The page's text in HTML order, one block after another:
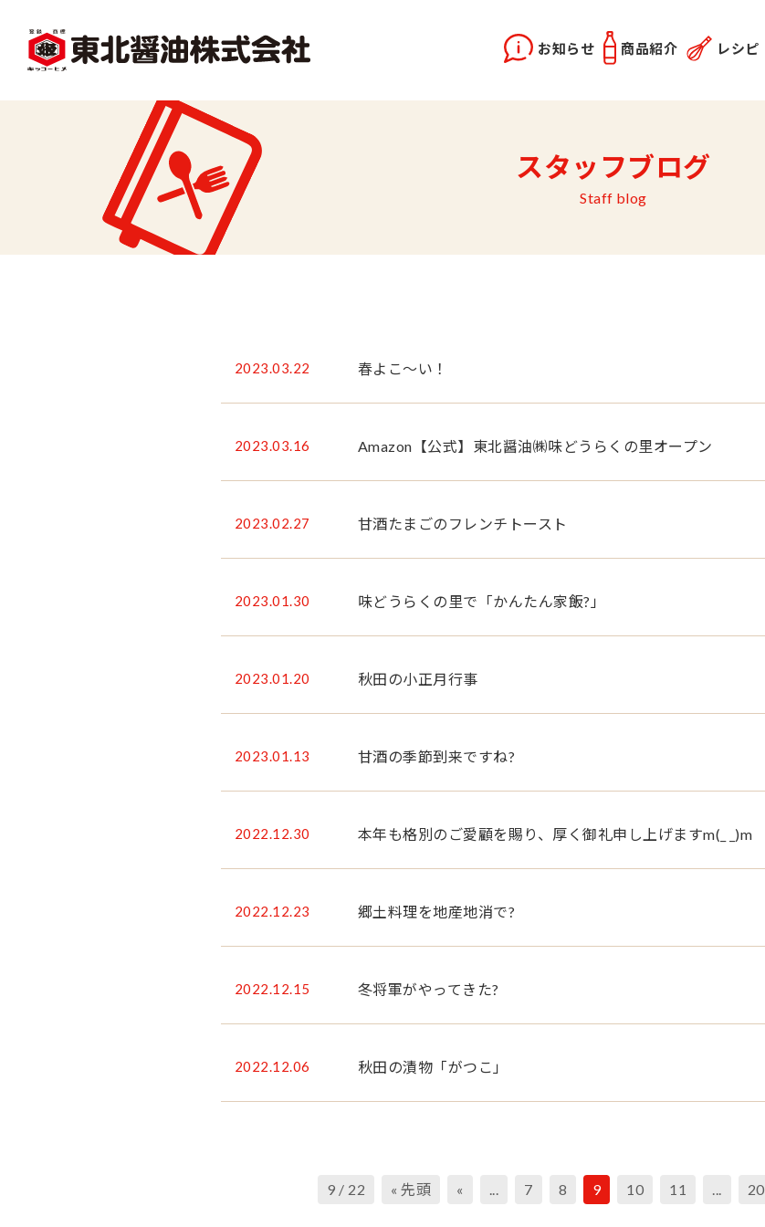
お知らせ 商品紹介
味どうらくの里 あま塩醤油
レシピ
レシピ動画 料理勉強会
佐竹会長のお話
facebook
スタッフブログ
Staff blog
2023.03.22 春よこ～い！
2023.03.16 Amazon【公式】東北醤油㈱味どうらくの里オープン
2023.02.27 甘酒たまごのフレンチトースト
2023.01.30 味どうらくの里で「かんたん家飯?」
2023.01.20 秋田の小正月行事
2023.01.13 甘酒の季節到来ですね?
2022.12.30 本年も格別のご愛顧を賜り、厚く御礼申し上げますm(_ _)m
2022.12.23 郷土料理を地産地消で?
2022.12.15 冬将軍がやってきた?
2022.12.06 秋田の漬物「がつこ」
9 / 22 « 先頭 « ... 7 8 9 10 11 ... 20